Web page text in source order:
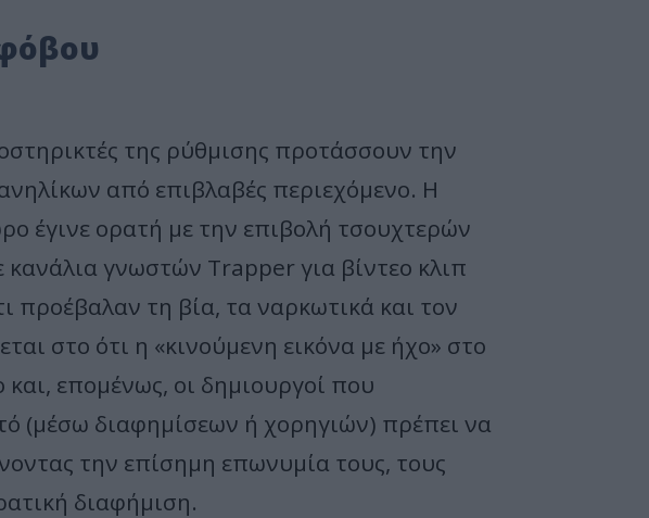
της ρύθμισης προτάσσουν την
από επιβλαβές περιεχόμενο. Η
έγινε ορατή με την επιβολή τσουχτερών
γνωστών Trapper για βίντεο κλιπ
προέβαλαν τη βία, τα ναρκωτικά και τον
στο ότι η «κινούμενη εικόνα με ήχο» στο
επομένως, οι δημιουργοί που
(μέσω διαφημίσεων ή χορηγιών) πρέπει να
την επίσημη επωνυμία τους, τους
διαφήμιση.